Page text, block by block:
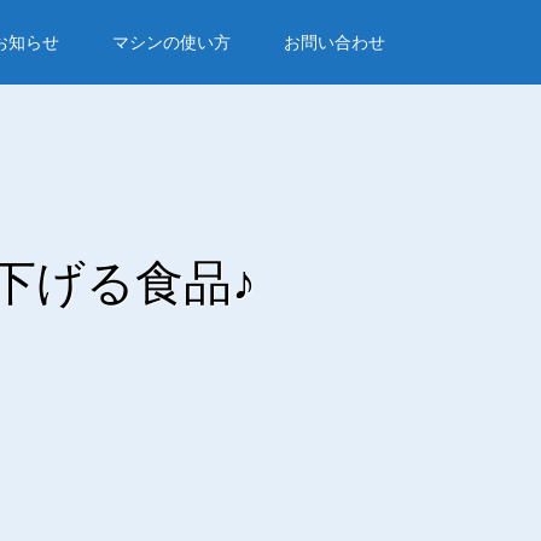
知らせ マシンの使い方 お問い合わせ
げる食品♪